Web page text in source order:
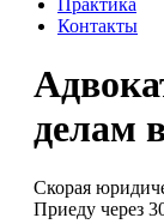
Практика
Контакты
делам
Скорая
Приеду через